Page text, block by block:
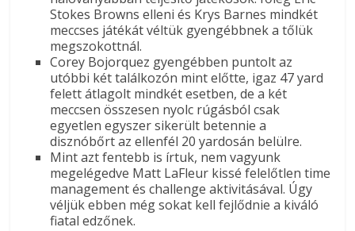
Stokes Browns elleni és Krys Barnes mindkét
meccses játékát véltük gyengébbnek a tőlük
megszokottnál.
Corey Bojorquez gyengébben puntolt az
utóbbi két találkozón mint előtte, igaz 47 yard
felett átlagolt mindkét esetben, de a két
meccsen összesen nyolc rúgásból csak
egyetlen egyszer sikerült betennie a
disznóbőrt az ellenfél 20 yardosán belülre.
Mint azt fentebb is írtuk, nem vagyunk
megelégedve Matt LaFleur kissé felelőtlen time
management és challenge aktivitásával. Úgy
véljük ebben még sokat kell fejlődnie a kiváló
fiatal edzőnek.